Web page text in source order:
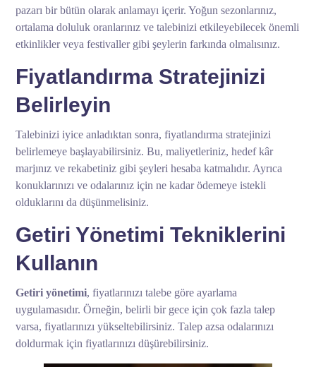
pazarı bir bütün olarak anlamayı içerir. Yoğun sezonlarınız,
ortalama doluluk oranlarınız ve talebinizi etkileyebilecek önemli
etkinlikler veya festivaller gibi şeylerin farkında olmalısınız.
Fiyatlandırma Stratejinizi
Belirleyin
Talebinizi iyice anladıktan sonra, fiyatlandırma stratejinizi
belirlemeye başlayabilirsiniz. Bu, maliyetleriniz, hedef kâr
marjınız ve rekabetiniz gibi şeyleri hesaba katmalıdır. Ayrıca
konuklarınızı ve odalarınız için ne kadar ödemeye istekli
olduklarını da düşünmelisiniz.
Getiri Yönetimi Tekniklerini
Kullanın
Getiri yönetimi, fiyatlarınızı talebe göre ayarlama
uygulamasıdır. Örneğin, belirli bir gece için çok fazla talep
varsa, fiyatlarınızı yükseltebilirsiniz. Talep azsa odalarınızı
doldurmak için fiyatlarınızı düşürebilirsiniz.